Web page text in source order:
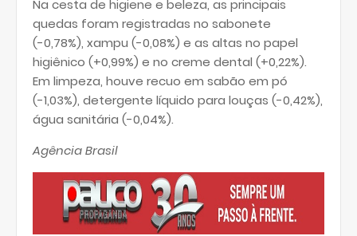
Na cesta de higiene e beleza, as principais
quedas foram registradas no sabonete
(-0,78%), xampu (-0,08%) e as altas no papel
higiênico (+0,99%) e no creme dental (+0,22%).
Em limpeza, houve recuo em sabão em pó
(-1,03%), detergente líquido para louças (-0,42%),
água sanitária (-0,04%).
Agência Brasil